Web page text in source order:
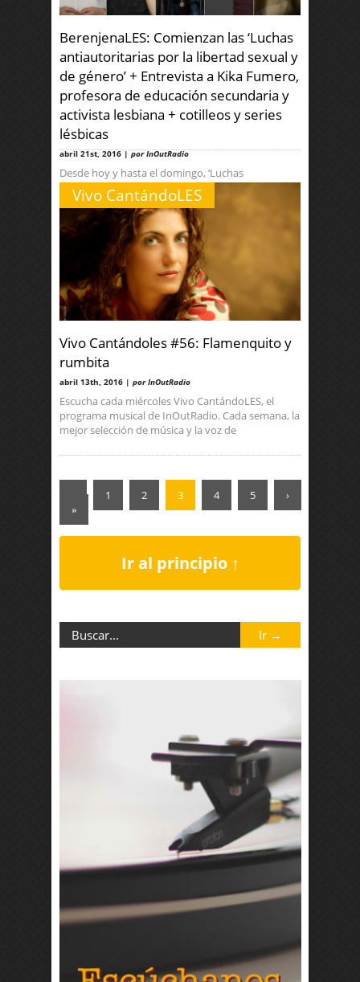
BerenjenaLES: Comienzan las ‘Luchas
antiautoritarias por la libertad sexual y
de género’ + Entrevista a Kika Fumero,
profesora de educación secundaria y
activista lesbiana + cotilleos y series
lésbicas
abril 21st, 2016 |por InOutRadio
Desde hoy y hasta el domingo, ‘Luchas
antiautoritarias por la libertad sexual y de género’
en Barcelona Organizadas por Anarquistes
Vivo CantándoLES
Vivo Cantándoles #56: Flamenquito y
rumbita
abril 13th, 2016 | por InOutRadio
Escucha cada miércoles Vivo CantándoLES, el
programa musical de InOutRadio. Cada semana, la
mejor selección de música y la voz de
1 2 3 4 5
›
»
Ir al principio ↑